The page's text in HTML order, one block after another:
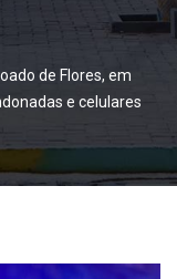
de Flores, em
e celulares